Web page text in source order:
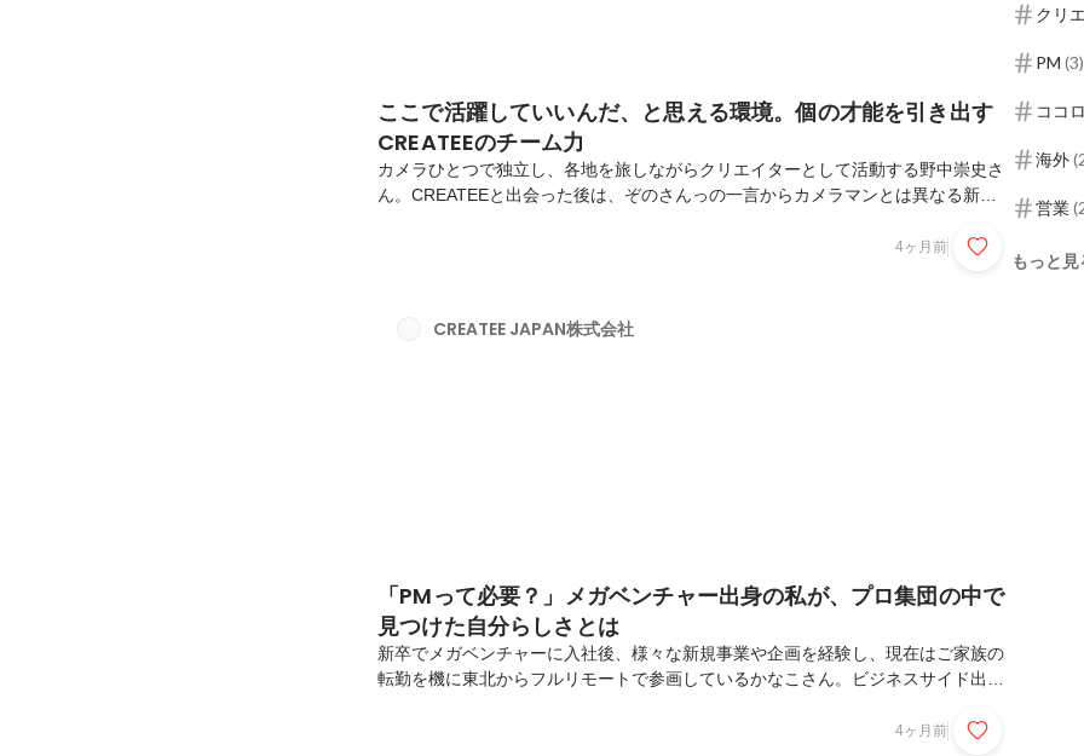
ここで活躍していいんだ、と思える環境。個の才能を引き出す
CREATEEのチーム力
カメラひとつで独立し、各地を旅しながらクリエイターとして活動する野中崇史さ
ん。CREATEEと出会った後は、ぞのさんっの一言からカメラマンとは異なる新た
った野中さんに、CREATEEの環境とその魅力について聞きました。── 趣味のカ
した。入社してからは、仕事終わりにカメラを持って都内を撮り歩くようになっ
4ヶ月前
CREATEE JAPAN株式会社
「PMって必要？」メガベンチャー出身の私が、プロ集団の中で
見つけた自分らしさとは
新卒でメガベンチャーに入社後、様々な新規事業や企画を経験し、現在はご家族の
転勤を機に東北からフルリモートで参画しているかなこさん。ビジネスサイド出身
の悩み、そしてさまざまな個性や強みが集まったCREATEEの組織の面白さについ
4ヶ月前
クリ
PM (3)
ココ
海外(
営業(
もっと見